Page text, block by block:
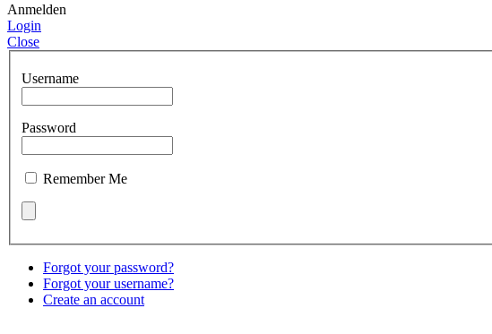
Anmelden
Login
Close
Username
Password
Remember Me
Forgot your password?
Forgot your username?
Create an account